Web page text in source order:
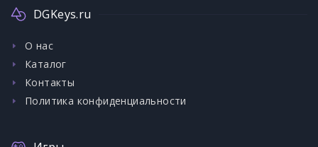
DGKeys.ru
О нас
Каталог
Контакты
Политика конфиденциальности